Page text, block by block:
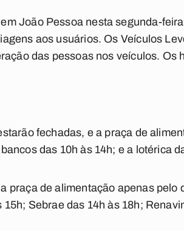
João Pessoa nesta segunda-
aos usuários. Os Veículos
das pessoas nos veículos. Os
fechadas, e a praça de
das 10h às 14h; e a lotérica
praça de alimentação apenas pelo
Sebrae das 14h às 18h;